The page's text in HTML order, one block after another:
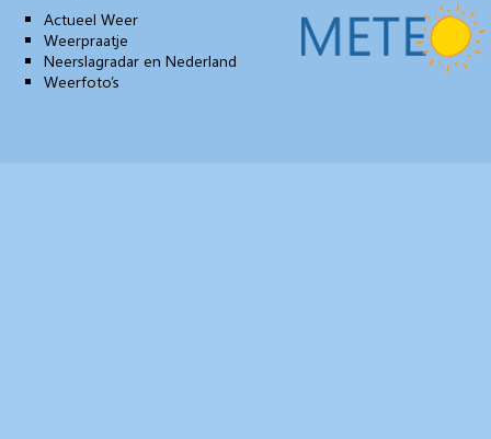
Actueel Weer
Weerpraatje
Neerslagradar en Nederland
Weerfoto’s